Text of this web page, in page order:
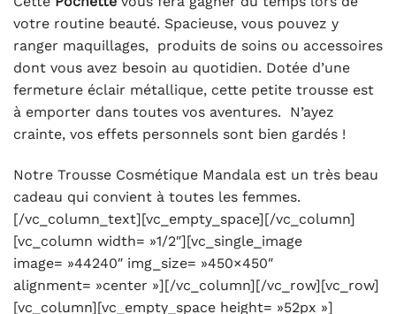
votre routine beauté. Spacieuse, vous pouvez y
ranger maquillages, produits de soins ou accessoires
dont vous avez besoin au quotidien. Dotée d’une
fermeture éclair métallique, cette petite trousse est
à emporter dans toutes vos aventures. N’ayez
crainte, vos effets personnels sont bien gardés !
Notre Trousse Cosmétique Mandala est un très beau
cadeau qui convient à toutes les femmes.
[/vc_column_text][vc_empty_space][/vc_column]
[vc_column width= »1/2″][vc_single_image
image= »44240″ img_size= »450×450″
alignment= »center »][/vc_column][/vc_row][vc_row]
[vc_column][vc_empty_space height= »52px »]